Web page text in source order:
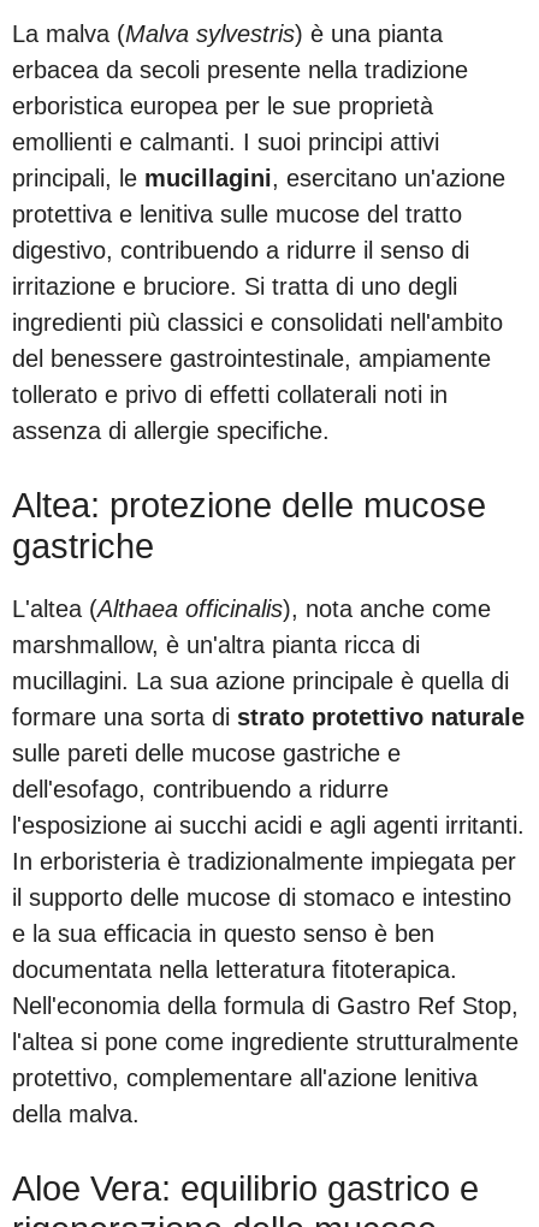
La malva (Malva sylvestris) è una pianta
erbacea da secoli presente nella tradizione
erboristica europea per le sue proprietà
emollienti e calmanti. I suoi principi attivi
principali, le mucillagini, esercitano un'azione
protettiva e lenitiva sulle mucose del tratto
digestivo, contribuendo a ridurre il senso di
irritazione e bruciore. Si tratta di uno degli
ingredienti più classici e consolidati nell'ambito
del benessere gastrointestinale, ampiamente
tollerato e privo di effetti collaterali noti in
assenza di allergie specifiche.
Altea: protezione delle mucose
gastriche
L'altea (Althaea officinalis), nota anche come
marshmallow, è un'altra pianta ricca di
mucillagini. La sua azione principale è quella di
formare una sorta di strato protettivo naturale
sulle pareti delle mucose gastriche e
dell'esofago, contribuendo a ridurre
l'esposizione ai succhi acidi e agli agenti irritanti.
In erboristeria è tradizionalmente impiegata per
il supporto delle mucose di stomaco e intestino
e la sua efficacia in questo senso è ben
documentata nella letteratura fitoterapica.
Nell'economia della formula di Gastro Ref Stop,
l'altea si pone come ingrediente strutturalmente
protettivo, complementare all'azione lenitiva
della malva.
Aloe Vera: equilibrio gastrico e